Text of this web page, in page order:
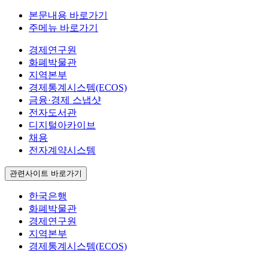
본문내용 바로가기
주메뉴 바로가기
경제연구원
화폐박물관
지역본부
경제통계시스템(ECOS)
금융·경제 스냅샷
전자도서관
디지털아카이브
채용
전자계약시스템
관련사이트 바로가기
한국은행
화폐박물관
경제연구원
지역본부
경제통계시스템(ECOS)